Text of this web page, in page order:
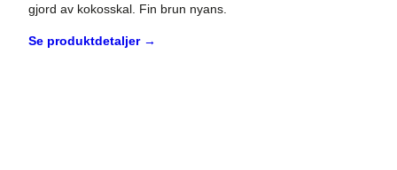
gjord av kokosskal. Fin brun nyans.
Se produktdetaljer →